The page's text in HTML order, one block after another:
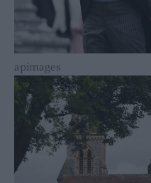
apimages